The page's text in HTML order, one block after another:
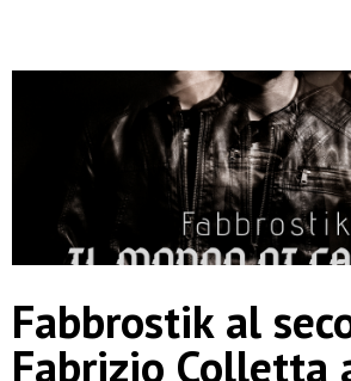
Fabbrostik al
Fabrizio Colletta